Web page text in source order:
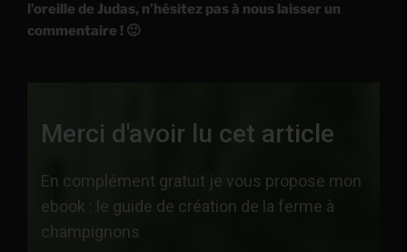
l’oreille de Judas, n’hésitez pas à nous laisser un
commentaire ! 🙂
Merci d'avoir lu cet article
En complément gratuit je vous propose mon
ebook : le guide de création de la ferme à
champignons